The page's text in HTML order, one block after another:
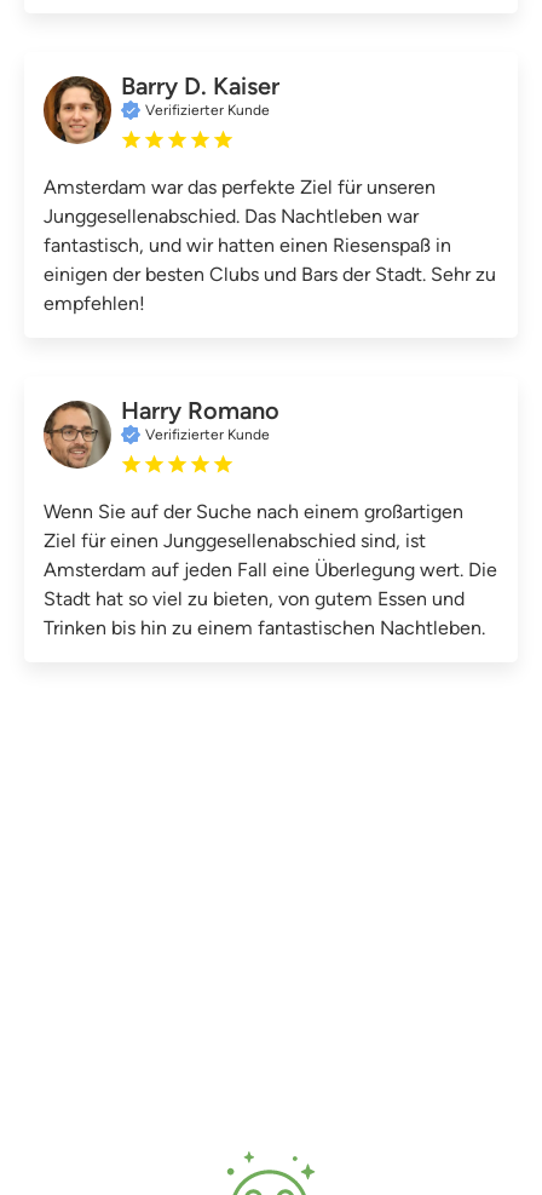
Barry D. Kaiser
Verifizierter Kunde
Amsterdam war das perfekte Ziel für unseren
Junggesellenabschied. Das Nachtleben war
fantastisch, und wir hatten einen Riesenspaß in
einigen der besten Clubs und Bars der Stadt. Sehr zu
empfehlen!
Harry Romano
Verifizierter Kunde
Wenn Sie auf der Suche nach einem großartigen
Ziel für einen Junggesellenabschied sind, ist
Amsterdam auf jeden Fall eine Überlegung wert. Die
Stadt hat so viel zu bieten, von gutem Essen und
Trinken bis hin zu einem fantastischen Nachtleben.